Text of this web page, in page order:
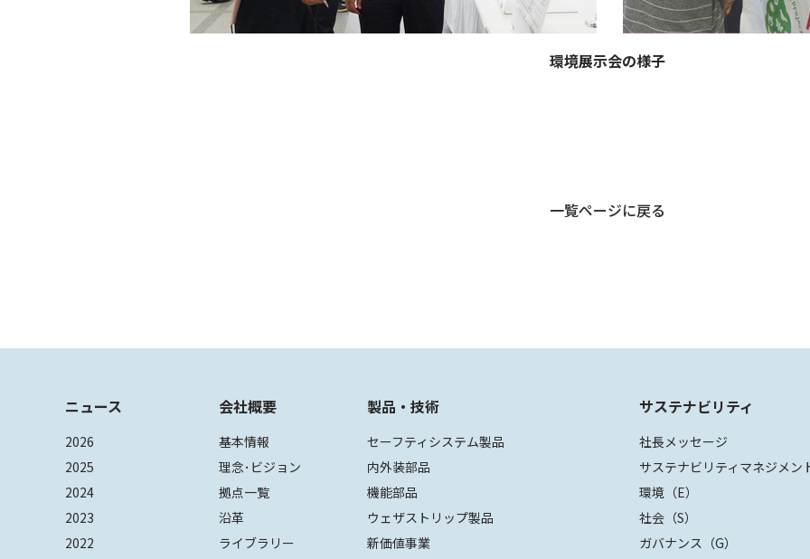
環境展示会の様子
一覧ページに戻る
ニュース
2026
2025
2024
2023
2022
会社概要
基本情報
理念･ビジョン
拠点一覧
沿革
ライブラリー
製品・技術
セーフティシステム製品
内外装部品
機能部品
ウェザストリップ製品
新価値事業
サステナビリティ
社長メッセージ
サステナビリティマネジメン
環境（E）
社会（S）
ガバナンス（G）